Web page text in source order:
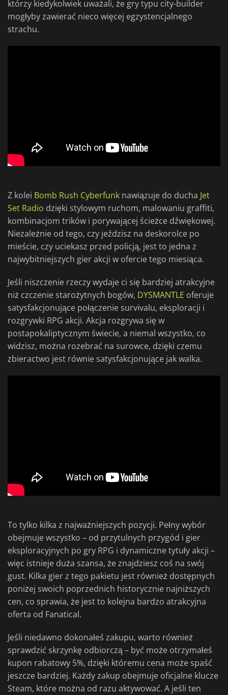
którzy kiedykolwiek uważali, że gry typu city-builder
mogłyby zawierać nieco więcej egzystencjalnego
strachu.
Z kolei Bomb Rush Cyberfunk nawiązuje do ducha Jet
Set Radio dzięki stylowym ruchom, malowaniu graffiti,
kombinacjom trików i porywającej ścieżce dźwiękowej.
Niezależnie od tego, czy jeździsz na deskorolce po
mieście, czy uciekasz przed policją, jest to jedna z
najwybitniejszych gier akcji w ofercie tego miesiąca.
Jeśli niszczenie rzeczy wydaje ci się bardziej atrakcyjne
niż czczenie starożytnych bogów, DYSMANTLE oferuje
satysfakcjonujące połączenie survivalu, eksploracji i
rozgrywki RPG akcji. Akcja rozgrywa się w
postapokaliptycznym świecie, a niemal wszystko, co
widzisz, można rozebrać na surowce, dzięki czemu
zbieractwo jest równie satysfakcjonujące jak walka.
To tylko kilka z najważniejszych pozycji. Pełny wybór
obejmuje wszystko – od przytulnych przygód i gier
eksploracyjnych po gry RPG i dynamiczne tytuły akcji –
więc istnieje duża szansa, że znajdziesz coś na swój
gust. Kilka gier z tego pakietu jest również dostępnych
poniżej swoich poprzednich historycznie najniższych
cen, co sprawia, że jest to kolejna bardzo atrakcyjna
oferta od Fanatical.
Jeśli niedawno dokonałeś zakupu, warto również
sprawdzić skrzynkę odbiorczą – być może otrzymałeś
kupon rabatowy 5%, dzięki któremu cena może spaść
jeszcze bardziej. Każdy zakup obejmuje oficjalne klucze
Steam, które można od razu aktywować. A jeśli ten